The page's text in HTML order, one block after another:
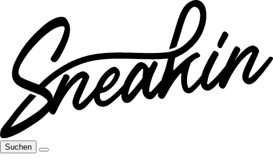
Suchen